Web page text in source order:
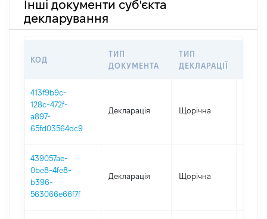
Інші документи суб'єкта
декларування
КОД
ТИП
ДОКУМЕНТА
ТИП
ДЕКЛАРАЦІЇ
413f9b9c-
128c-472f-
a897-
65fd03564dc9
Декларація Щорічна
439057ae-
0be8-4fe8-
b396-
563066e66f7f
Декларація Щорічна